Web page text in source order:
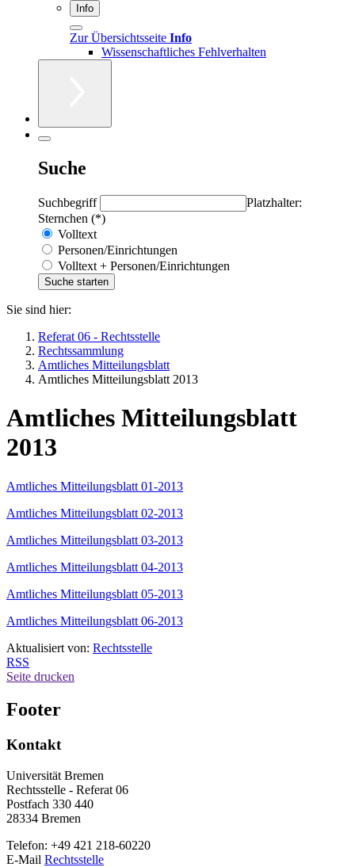
Info
Zur Übersichtsseite Info
Wissenschaftliches Fehlverhalten
Suche
Suchbegriff
Platzhalter:
Sternchen (*)
Volltext
Personen/Einrichtungen
Volltext + Personen/Einrichtungen
Sie sind hier:
Referat 06 - Rechtsstelle
Rechtssammlung
Amtliches Mitteilungsblatt
Amtliches Mitteilungsblatt 2013
Amtliches Mitteilungsblatt
2013
Amtliches Mitteilungsblatt 01-2013
Amtliches Mitteilungsblatt 02-2013
Amtliches Mitteilungsblatt 03-2013
Amtliches Mitteilungsblatt 04-2013
Amtliches Mitteilungsblatt 05-2013
Amtliches Mitteilungsblatt 06-2013
Aktualisiert von: Rechtsstelle
RSS
Seite drucken
Footer
Kontakt
Universität Bremen
Rechtsstelle - Referat 06
Postfach 330 440
28334 Bremen
Telefon: +49 421 218-60220
E-Mail Rechtsstelle